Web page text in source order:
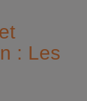
: Les